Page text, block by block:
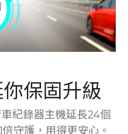
保固升級
車紀錄器主機延長24個
守護，用得更安心。